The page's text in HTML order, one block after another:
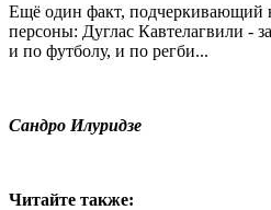
Ещё один факт, подчеркивающий
персоны: Дуглас Кавтелагвили -
и по футболу, и по регби...
Сандро Илуридзе
Читайте также: